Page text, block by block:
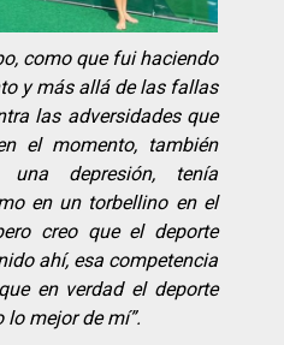
como que fui haciendo
y más allá de las fallas
las adversidades que
el momento, también
una depresión, tenía
en un torbellino en el
creo que el deporte
ahí, esa competencia
en verdad el deporte
mejor de mí”.